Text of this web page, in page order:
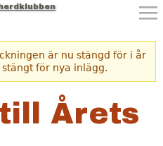
är nu stängd för i år
för nya inlägg.
Årets